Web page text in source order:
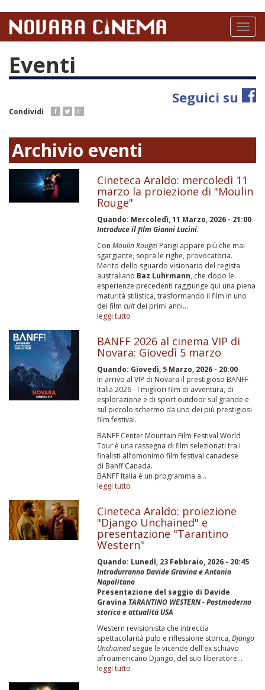
contenuto
Toggle
Eventi
Seguici su
Condividi
Archivio eventi
Cineteca Araldo: mercoledì 11
marzo la proiezione di "Moulin
Rouge"
Quando: Mercoledì, 11 Marzo, 2026 - 21:00
Introduce il film Gianni Lucini.
ConMoulin Rouge! Parigi appare più che mai
sgargiante, sopra le righe, provocatoria.
Merito dello sguardo visionario del regista
australiano Baz Luhrmann, che dopo le
esperienze precedenti raggiunge qui una piena
maturità stilistica, trasformando il film in uno
dei filmcultdei primi anni...
leggi tutto
BANFF 2026 al cinema VIP di
Novara: Giovedì 5 marzo
Quando: Giovedì, 5 Marzo, 2026 - 20:00
In arrivo al VIP di Novara il prestigioso BANFF
Italia 2026 - I migliori film di avventura, di
esplorazione e di sport outdoor sul grande e
sul piccolo schermo da uno dei più prestigiosi
film festival.
BANFF Center Mountain Film Festival World
Tour è una rassegna di film selezionati tra i
finalisti all’omonimo film festival canadese
di Banff Canada.
BANFF Italia è un programma a...
leggi tutto
Cineteca Araldo: proiezione
"Django Unchained" e
presentazione "Tarantino
Western"
Quando: Lunedì, 23 Febbraio, 2026 - 20:45
Introdurranno Davide Gravina e Antonio
Napolitano
Presentazione del saggio di Davide
Gravina TARANTINO WESTERN - Postmoderno
storico e attualità USA
Western revisionista che intreccia
spettacolarità pulp e riflessione storica,Django
Unchained segue le vicende dell'ex schiavo
afroamericano Django, del suo liberatore...
leggi tutto